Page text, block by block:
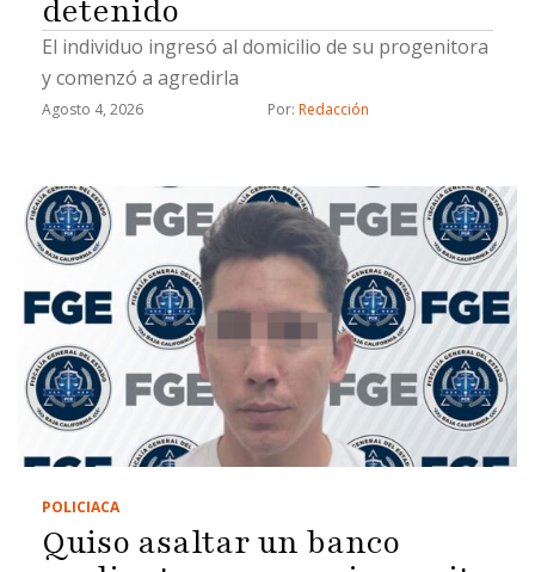
detenido
El individuo ingresó al domicilio de su progenitora
y comenzó a agredirla
Agosto 4, 2026 Por: Redacción
POLICIACA
Quiso asaltar un banco